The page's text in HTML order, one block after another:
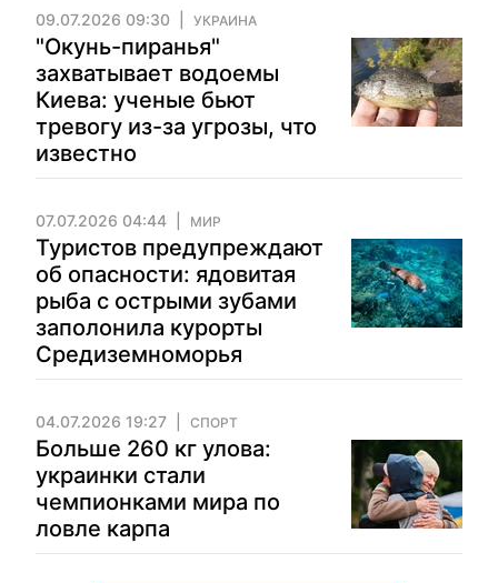
09.07.2026 09:30 УКРАИНА
"Окунь-пиранья"
захватывает водоемы
Киева: ученые бьют
тревогу из-за угрозы, что
известно
07.07.2026 04:44 МИР
Туристов предупреждают
об опасности: ядовитая
рыба с острыми зубами
заполонила курорты
Средиземноморья
04.07.2026 19:27 СПОРТ
Больше 260 кг улова:
украинки стали
чемпионками мира по
ловле карпа